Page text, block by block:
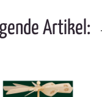
Artikel: